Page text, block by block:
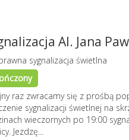
Al. Jana
sygnalizacja świetlna
raz zwracamy się z prośbą
sygnalizacji świetlnej na
wieczornych po 19:00
Jezdzę...